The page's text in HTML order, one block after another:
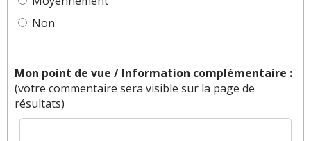
Non
Mon point de vue / Information complémentaire :
(votre commentaire sera visible sur la page de
résultats)